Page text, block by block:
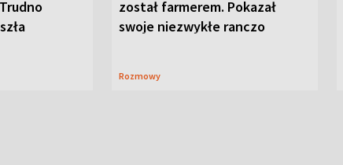
został farmerem. Pokazał
swoje niezwykłe ranczo
Rozmowy